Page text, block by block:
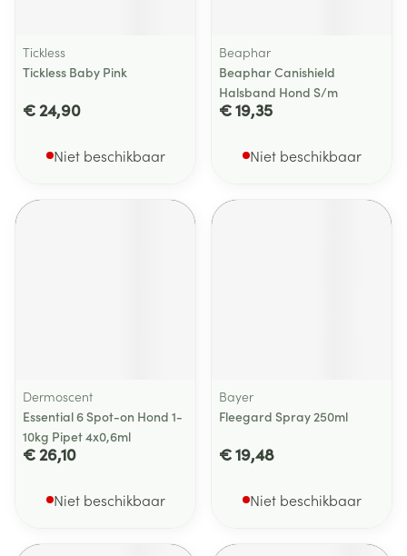
Tickless
Tickless Baby Pink
€ 24,90
Niet beschikbaar
Beaphar
Beaphar Canishield
Halsband Hond S/m
€ 19,35
Niet beschikbaar
Dermoscent
Essential 6 Spot-on Hond 1-
10kg Pipet 4x0,6ml
€ 26,10
Niet beschikbaar
Bayer
Fleegard Spray 250ml
€ 19,48
Niet beschikbaar